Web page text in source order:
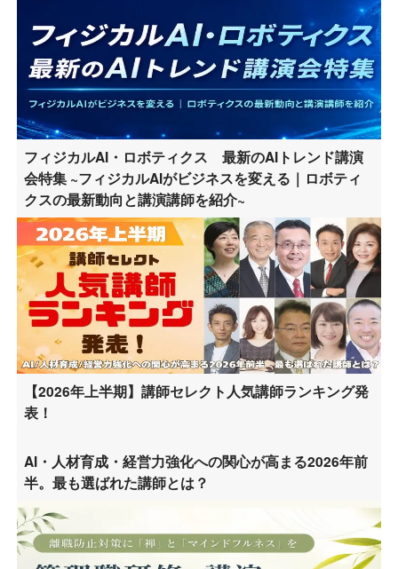
フィジカルAI・ロボティクス 最新のAIトレンド講演
会特集 ~フィジカルAIがビジネスを変える｜ロボティ
クスの最新動向と講演講師を紹介~
【2026年上半期】講師セレクト人気講師ランキング発
表！
AI・人材育成・経営力強化への関心が高まる2026年前
半。最も選ばれた講師とは？